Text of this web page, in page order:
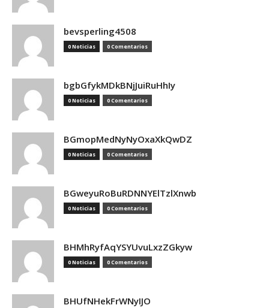
bevsperling4508
0 Noticias 0 Comentarios
bgbGfykMDkBNjJuiRuHhIy
0 Noticias 0 Comentarios
BGmopMedNyNyOxaXkQwDZ
0 Noticias 0 Comentarios
BGweyuRoBuRDNNYElTzlXnwb
0 Noticias 0 Comentarios
BHMhRyfAqYSYUvuLxzZGkyw
0 Noticias 0 Comentarios
BHUfNHekFrWNyIJO